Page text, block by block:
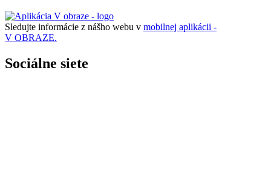
Sledujte informácie z nášho webu v mobilnej aplikácii -
V OBRAZE.
Sociálne siete